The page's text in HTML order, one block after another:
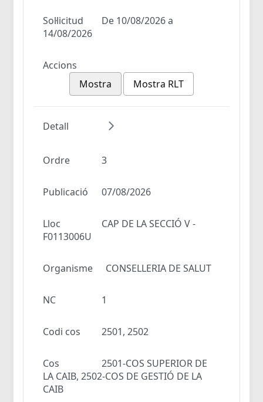
Sol·licitud
De 10/08/2026 a
14/08/2026
Accions
Mostra
Mostra RLT
Detall
Ordre 3
Publicació 07/08/2026
Lloc
CAP DE LA SECCIÓ V -
F0113006U
Organisme CONSELLERIA DE SALUT
NC 1
Codi cos 2501, 2502
Cos
2501-COS SUPERIOR DE
LA CAIB, 2502-COS DE GESTIÓ DE LA
CAIB